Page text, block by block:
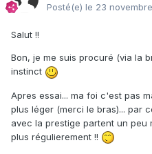
Posté(e) le 23
Salut !!
Bon, je me suis procuré (via la
instinct
Apres essai... ma foi c'est pas
plus léger (merci le bras)... par
avec la prestige partent un peu
plus régulierement !!